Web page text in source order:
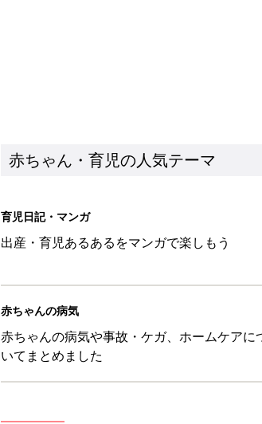
赤ちゃん・育児の人気テーマ
育児日記・マンガ
出産・育児あるあるをマンガで楽しもう
赤ちゃんの病気
赤ちゃんの病気や事故・ケガ、ホームケアに
いてまとめました